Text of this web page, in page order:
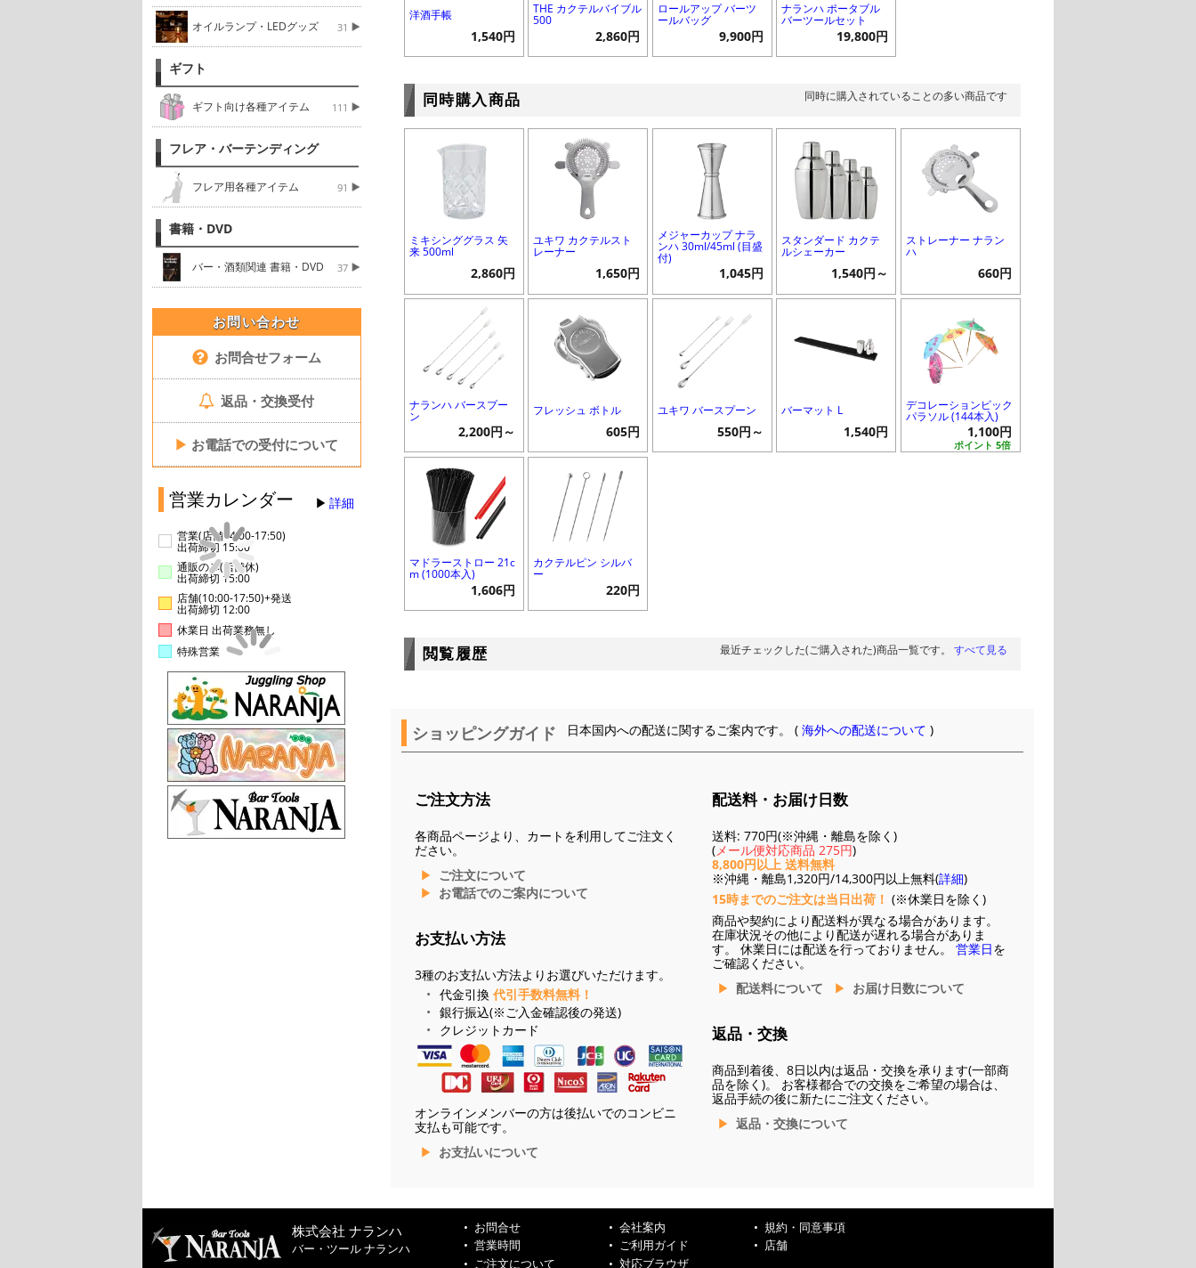
オイルランプ・LEDグッズ 31
ギフト
ギフト向け各種アイテム 111
フレア・バーテンディング
フレア用各種アイテム 91
書籍・DVD
バー・酒類関連 書籍・DVD 37
お問い合わせ
お問合せフォーム
返品・交換受付
▶ お電話での受付について
営業カレンダー 詳細
営業(店舗14:00-17:50)
出荷締切 15:00
通販のみ(店舗休)
出荷締切 15:00
店舗(10:00-17:50)+発送
出荷締切 12:00
休業日 出荷業務無し
特殊営業
洋酒手帳
1,540円
THE カクテルバイブル
500
2,860円
ロールアップ バーツ
ールバッグ
9,900円
ナランハ ポータブル
バーツールセット
19,800円
同時購入商品 同時に購入されていることの多い商品です
ミキシンググラス 矢
来 500ml
2,860円
ユキワ カクテルスト
レーナー
1,650円
メジャーカップ ナラ
ンハ 30ml/45ml (目盛
付)
1,045円
スタンダード カクテ
ルシェーカー
1,540円～
ストレーナー ナラン
ハ
660円
ナランハ バースプー
ン
2,200円～
フレッシュ ボトル
605円
ユキワ バースプーン
550円～
バーマット L
1,540円
デコレーションピック
パラソル (144本入)
ポイント 5倍
1,100円
マドラーストロー 21c
m (1000本入)
1,606円
カクテルピン シルバ
ー
220円
閲覧履歴 最近チェックした(ご購入された)商品一覧です。 すべて見る
ショッピングガイド 日本国内への配送に関するご案内です。 (海外への配送について )
ご注文方法
各商品ページより、カートを利用してご注文く
ださい。
ご注文について
お電話でのご案内について
お支払い方法
3種のお支払い方法よりお選びいただけます。
代金引換 代引手数料無料！
銀行振込(※ご入金確認後の発送)
クレジットカード
オンラインメンバーの方は後払いでのコンビニ
支払も可能です。
お支払いについて
配送料・お届け日数
送料: 770円(※沖縄・離島を除く)
(メール便対応商品 275円)
8,800円以上 送料無料
※沖縄・離島1,320円/14,300円以上無料(詳細)
15時までのご注文は当日出荷！ (※休業日を除く)
商品や契約により配送料が異なる場合があります。
在庫状況その他により配送が遅れる場合がありま
す。 休業日には配送を行っておりません。 営業日を
ご確認ください。
配送料について
お届け日数について
返品・交換
商品到着後、8日以内は返品・交換を承ります(一部商
品を除く)。 お客様都合での交換をご希望の場合は、
返品手続の後に新たにご注文ください。
返品・交換について
株式会社 ナランハ
バー・ツール ナランハ
お問合せ 会社案内
規約・同意事項
営業時間
ご利用ガイド
店舗
ご注文について
対応ブラウザ